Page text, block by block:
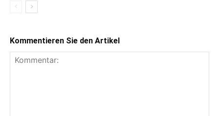
Kommentieren Sie den Artikel